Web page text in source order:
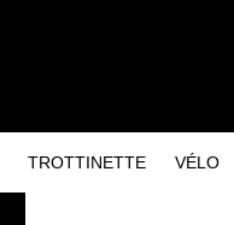
TROTTINETTE VÉLO